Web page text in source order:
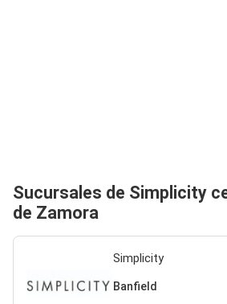
Sucursales de Simplicity
de Zamora
Simplicity
Banfield